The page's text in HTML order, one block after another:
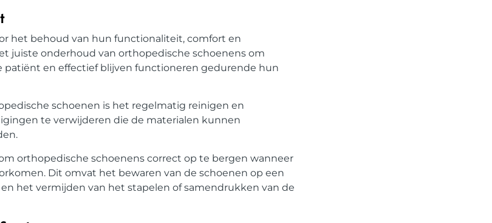
het behoud van hun functionaliteit, comfort en
juiste onderhoud van orthopedische schoenens om
patiënt en effectief blijven functioneren gedurende hun
schoenen is het regelmatig reinigen en
te verwijderen die de materialen kunnen
orthopedische schoenens correct op te bergen wanneer
Dit omvat het bewaren van de schoenen op een
het vermijden van het stapelen of samendrukken van de